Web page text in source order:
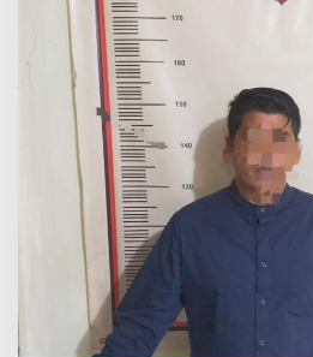
u
,
D
i
t
a
p
P